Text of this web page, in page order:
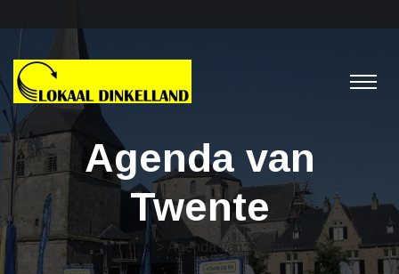
Agenda van
Twente
Nieuws > Agenda van Twente